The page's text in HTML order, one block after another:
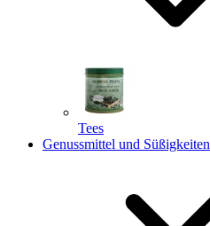
Tees
Genussmittel und Süßigkeiten